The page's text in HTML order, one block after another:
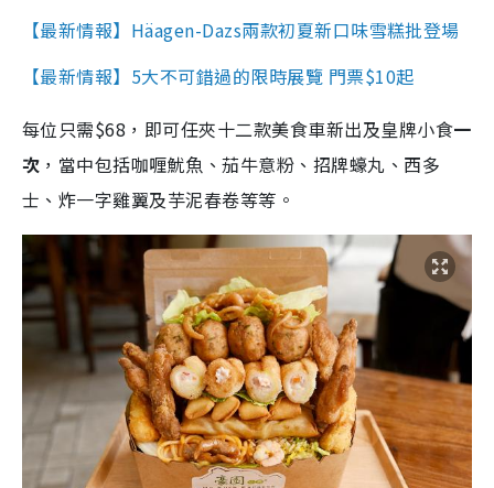
【最新情報】Häagen-Dazs兩款初夏新口味雪糕批登場
【最新情報】5大不可錯過的限時展覽 門票$10起
每位只需$68，即可任夾十二款美食車新出及皇牌小食一
次 ，當中包括咖喱魷魚、茄牛意粉、招牌蠔丸、西多
士、炸一字雞翼及芋泥春卷等等。